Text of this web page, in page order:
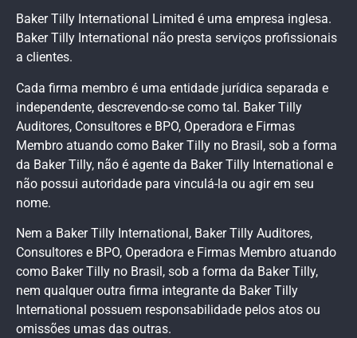
Baker Tilly International Limited é uma empresa inglesa.
Baker Tilly International não presta serviços profissionais
a clientes.
Cada firma membro é uma entidade jurídica separada e
independente, descrevendo-se como tal. Baker Tilly
Auditores, Consultores e BPO, Operadora e Firmas
Membro atuando como Baker Tilly no Brasil, sob a forma
da Baker Tilly, não é agente da Baker Tilly International e
não possui autoridade para vinculá-la ou agir em seu
nome.
Nem a Baker Tilly International, Baker Tilly Auditores,
Consultores e BPO, Operadora e Firmas Membro atuando
como Baker Tilly no Brasil, sob a forma da Baker Tilly,
nem qualquer outra firma integrante da Baker Tilly
International possuem responsabilidade pelos atos ou
omissões umas das outras.